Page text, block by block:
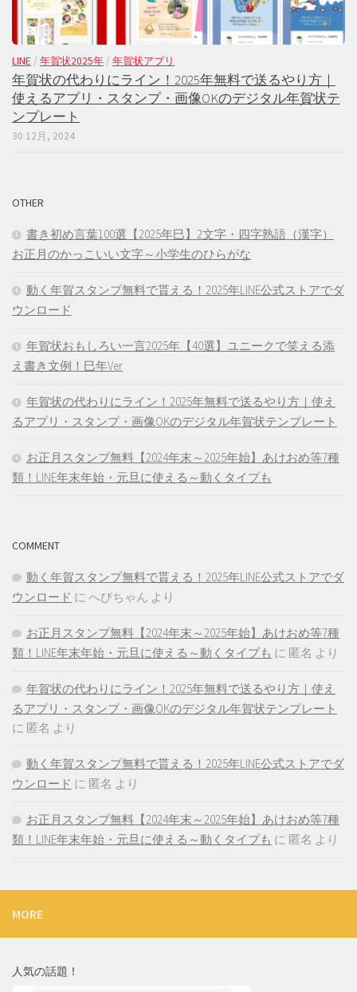
LINE / 年賀状2025年 / 年賀状アプリ
年賀状の代わりにライン！2025年無料で送るやり方｜
使えるアプリ・スタンプ・画像OKのデジタル年賀状テ
ンプレート
30 12月, 2024
OTHER
書き初め言葉100選【2025年巳】2文字・四字熟語（漢字）
お正月のかっこいい文字～小学生のひらがな
動く年賀スタンプ無料で貰える！2025年LINE公式ストアでダ
ウンロード
年賀状おもしろい一言2025年【40選】ユニークで笑える添
え書き文例！巳年Ver
年賀状の代わりにライン！2025年無料で送るやり方｜使え
るアプリ・スタンプ・画像OKのデジタル年賀状テンプレート
お正月スタンプ無料【2024年末～2025年始】あけおめ等7種
類！LINE年末年始・元旦に使える～動くタイプも
COMMENT
動く年賀スタンプ無料で貰える！2025年LINE公式ストアでダ
ウンロード に へびちゃん より
お正月スタンプ無料【2024年末～2025年始】あけおめ等7種
類！LINE年末年始・元旦に使える～動くタイプも に 匿名 より
年賀状の代わりにライン！2025年無料で送るやり方｜使え
るアプリ・スタンプ・画像OKのデジタル年賀状テンプレート
に 匿名 より
動く年賀スタンプ無料で貰える！2025年LINE公式ストアでダ
ウンロード に 匿名 より
お正月スタンプ無料【2024年末～2025年始】あけおめ等7種
類！LINE年末年始・元旦に使える～動くタイプも に 匿名 より
MORE
人気の話題！